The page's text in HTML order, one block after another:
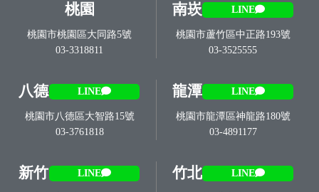
桃園
桃園市桃園區大同路5號
03-3318811
南崁 LINE
桃園市蘆竹區中正路193號
03-3525555
八德 LINE
桃園市八德區大智路15號
03-3761818
龍潭 LINE
桃園市龍潭區神龍路180號
03-4891177
新竹 LINE 竹北 LINE